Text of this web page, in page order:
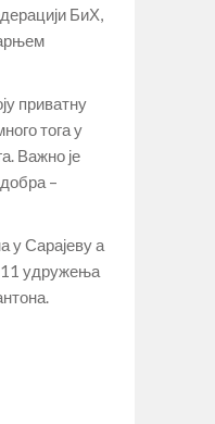
БиХ,
приватну
тога у
Важно је
–
у Сарајеву а
удружења